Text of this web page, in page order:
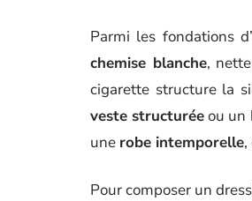
Parmi les fondations
chemise blanche,
cigarette structure la
veste structuréeou un
une robe intemporelle
Pour composer un